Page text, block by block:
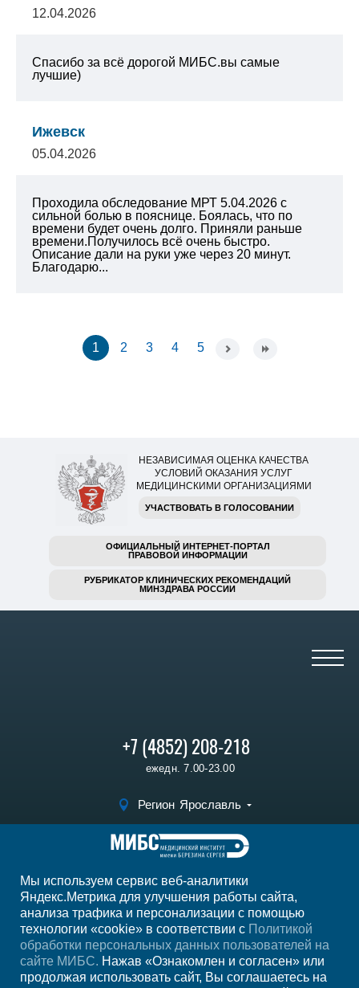
12.04.2026
Спасибо за всё дорогой МИБС.вы самые
лучшие)
Ижевск
05.04.2026
Проходила обследование МРТ 5.04.2026 с
сильной болью в пояснице. Боялась, что по
времени будет очень долго. Приняли раньше
времени.Получилось всё очень быстро.
Описание дали на руки уже через 20 минут.
Благодарю...
1 2 3 4 5
НЕЗАВИСИМАЯ ОЦЕНКА КАЧЕСТВА
УСЛОВИЙ ОКАЗАНИЯ УСЛУГ
МЕДИЦИНСКИМИ ОРГАНИЗАЦИЯМИ
УЧАСТВОВАТЬ В ГОЛОСОВАНИИ
ОФИЦИАЛЬНЫЙ ИНТЕРНЕТ-ПОРТАЛ
ПРАВОВОЙ ИНФОРМАЦИИ
РУБРИКАТОР КЛИНИЧЕСКИХ РЕКОМЕНДАЦИЙ
МИНЗДРАВА РОССИИ
+7 (4852) 208-218
ежедн. 7.00-23.00
Регион Ярославль
Записаться на
прием
Мы в социальных сетях
Мы используем сервис веб-аналитики
Яндекс.Метрика для улучшения работы сайта,
анализа трафика и персонализации с помощью
технологии «cookie» в соответствии с Политикой
обработки персональных данных пользователей на
сайте МИБС. Нажав «Ознакомлен и согласен» или
продолжая использовать сайт, Вы соглашаетесь на